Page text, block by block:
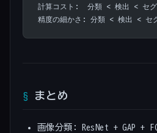
計算コスト:  分類 < 検出 < セグ
精度の細かさ: 分類 < 検出 < セ
まとめ
画像分類: ResNet + GAP +